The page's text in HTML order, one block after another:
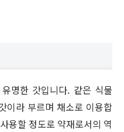
명한 갓입니다. 같은 식물
이라 부르며 채소로 이용합
용할 정도로 약재로서의 역